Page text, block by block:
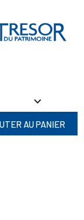
AU PANIER

